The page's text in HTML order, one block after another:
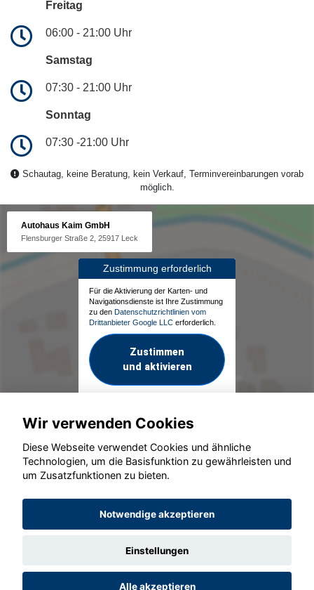
Freitag
06:00 - 21:00 Uhr
Samstag
07:30 - 21:00 Uhr
Sonntag
07:30 -21:00 Uhr
Schautag, keine Beratung, kein Verkauf, Terminvereinbarungen vorab
möglich.
Autohaus Kaim GmbH
Flensburger Straße 2, 25917 Leck
Zustimmung erforderlich
Für die Aktivierung der Karten- und
Navigationsdienste ist Ihre Zustimmung
zu den Datenschutzrichtlinien vom
Drittanbieter Google LLC erforderlich.
Zustimmen
und aktivieren
© konjunkturmotor.de GmbH 2020 - 2026
Wir verwenden Cookies
Diese Webseite verwendet Cookies und ähnliche
Technologien, um die Basisfunktion zu gewährleisten und
um Zusatzfunktionen zu bieten.
Notwendige akzeptieren
Einstellungen
Alle akzeptieren